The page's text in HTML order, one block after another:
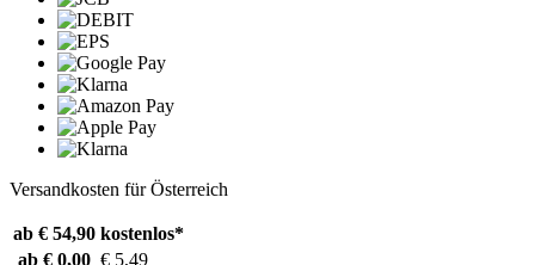
Versandkosten für Österreich
ab € 54,90 kostenlos*
ab € 0,00 € 5,49